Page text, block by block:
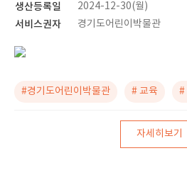
생산등록일 2024-12-30(월)
서비스권자 경기도어린이박물관
#경기도어린이박물관 # 교육 #
자세히보기